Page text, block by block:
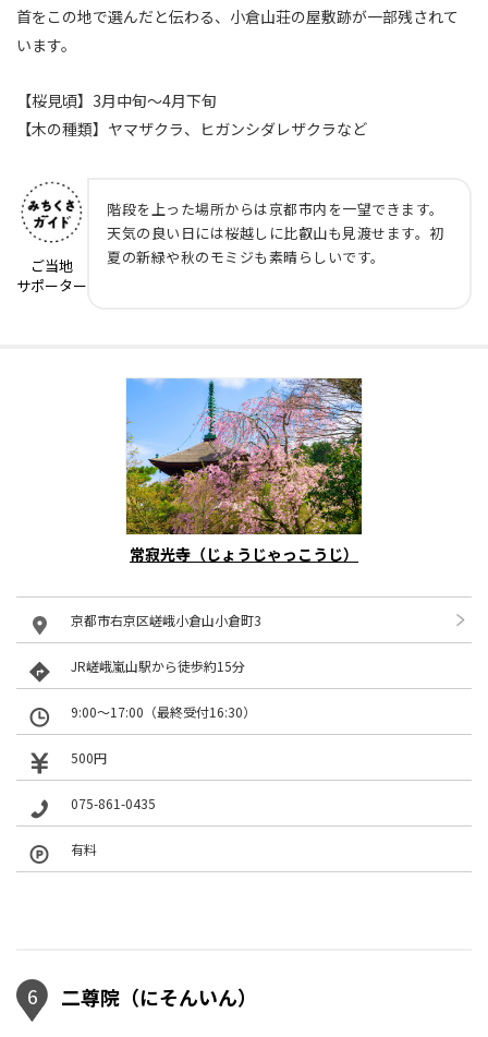
首をこの地で選んだと伝わる、小倉山荘の屋敷跡が一部残されて
います。
【桜見頃】3月中旬～4月下旬
【木の種類】ヤマザクラ、ヒガンシダレザクラなど
ご当地
サポーター
階段を上った場所からは京都市内を一望できます。
天気の良い日には桜越しに比叡山も見渡せます。初
夏の新緑や秋のモミジも素晴らしいです。
常寂光寺（じょうじゃっこうじ）
京都市右京区嵯峨小倉山小倉町3
JR嵯峨嵐山駅から徒歩約15分
9:00～17:00（最終受付16:30）
500円
075-861-0435
有料
6 二尊院（にそんいん）